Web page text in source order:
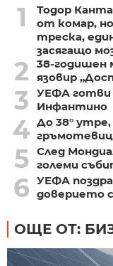
1
Тодор
от комар,
треска,
засягащо
2
38-годишен
язовир
3
УЕФА готви
Инфантино
4 До 38°
5 След
големи
6 УЕФА
доверието
ОЩЕ ОТ: